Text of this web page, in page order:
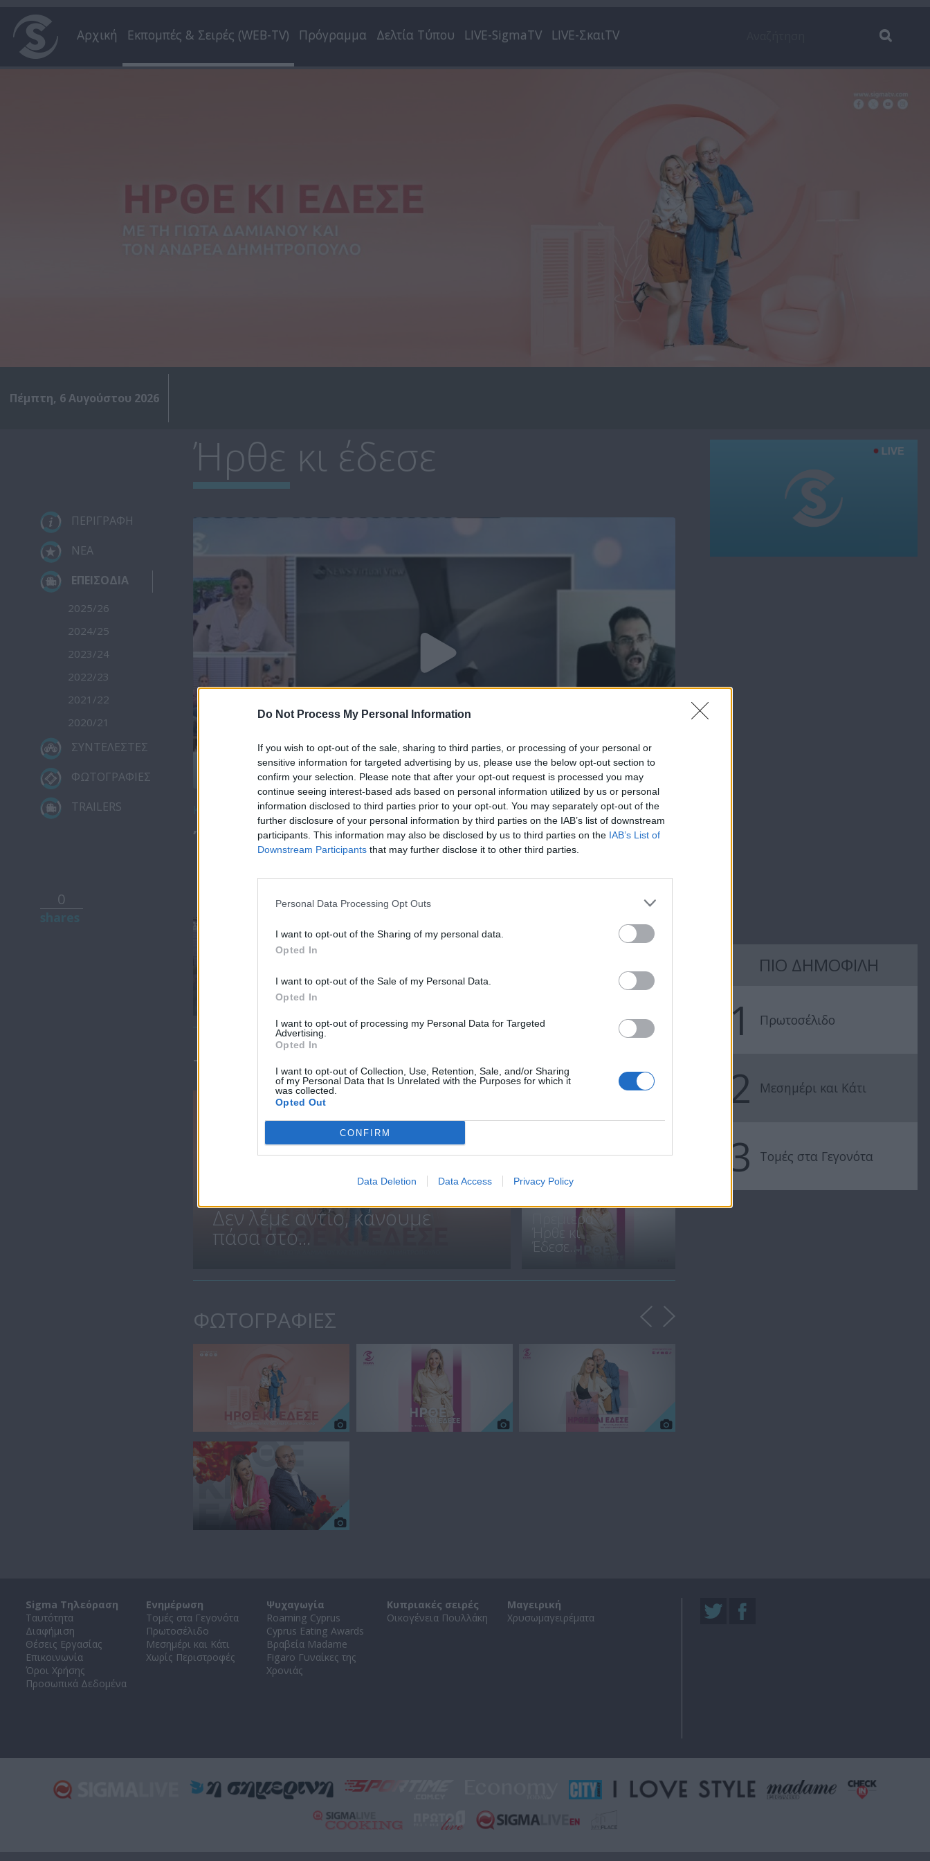
Do Not Process My Personal Information
If you wish to opt-out of the sale, sharing to third parties, or processing of your personal or
sensitive information for targeted advertising by us, please use the below opt-out section to
confirm your selection. Please note that after your opt-out request is processed you may
continue seeing interest-based ads based on personal information utilized by us or personal
information disclosed to third parties prior to your opt-out. You may separately opt-out of the
further disclosure of your personal information by third parties on the IAB’s list of downstream
participants. This information may also be disclosed by us to third parties on the IAB’s List of
Downstream Participants that may further disclose it to other third parties.
Personal Data Processing Opt Outs
I want to opt-out of the Sharing of my personal data.
Opted In
I want to opt-out of the Sale of my Personal Data.
Opted In
I want to opt-out of processing my Personal Data for Targeted
Advertising.
Opted In
I want to opt-out of Collection, Use, Retention, Sale, and/or Sharing
of my Personal Data that Is Unrelated with the Purposes for which it
was collected.
Opted Out
CONFIRM
Data Deletion Data Access Privacy Policy
Αρχική Εκπομπές & Σειρές (WEB-TV) Πρόγραμμα Δελτία Τύπου LIVE-SigmaTV LIVE-ΣκαιTV
Πέμπτη, 6 Αυγούστου 2026
Ήρθε κι έδεσε
ΠΕΡΙΓΡΑΦΗ
ΝΕΑ
ΕΠΕΙΣΟΔΙΑ
2025/26
2024/25
2023/24
2022/23
2021/22
2020/21
ΣΥΝΤΕΛΕΣΤΕΣ
ΦΩΤΟΓΡΑΦΙΕΣ
TRAILERS
0
Κατέβασε το
Ήρθε κι έδεσε 04.02.25
Ήρθε κι έδεσε
Ήρθε κι έδεσε
ΤΕΛΕΥΤΑΙΑ ΝΕΑ
Δεν λέμε αντίο, κάνουμε
πάσα στο...
ΞΑΝΑΕΔΕΣΑΝ...
Πρεμιέρα
Ήρθε κι
Έδεσε...
ΦΩΤΟΓΡΑΦΙΕΣ
ΠΙΟ ΔΗΜΟΦΙΛΗ
1 Πρωτοσέλιδο
2 Μεσημέρι και Κάτι
3 Τομές στα Γεγονότα
Sigma Τηλεόραση
Ταυτότητα
Διαφήμιση
Θέσεις Εργασίας
Επικοινωνία
Όροι Χρήσης
Προσωπικά Δεδομένα
Ενημέρωση
Τομές στα Γεγονότα
Πρωτοσέλιδο
Μεσημέρι και Κάτι
Χωρίς Περιστροφές
Ψυχαγωγία
Roaming Cyprus
Cyprus Eating Awards
Βραβεία Madame
Figaro Γυναίκες της
Χρονιάς
Κυπριακές σειρές
Οικογένεια Πουλλάκη
Μαγειρική
Χρυσωμαγειρέματα